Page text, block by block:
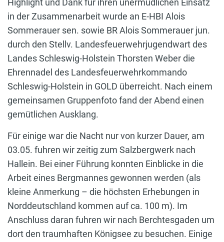
Highlight und Dank für ihren unermüdlichen Einsatz
in der Zusammenarbeit wurde an E-HBI Alois
Sommerauer sen. sowie BR Alois Sommerauer jun.
durch den Stellv. Landesfeuerwehrjugendwart des
Landes Schleswig-Holstein Thorsten Weber die
Ehrennadel des Landesfeuerwehrkommando
Schleswig-Holstein in GOLD überreicht. Nach einem
gemeinsamen Gruppenfoto fand der Abend einen
gemütlichen Ausklang.
Für einige war die Nacht nur von kurzer Dauer, am
03.05. fuhren wir zeitig zum Salzbergwerk nach
Hallein. Bei einer Führung konnten Einblicke in die
Arbeit eines Bergmannes gewonnen werden (als
kleine Anmerkung – die höchsten Erhebungen in
Norddeutschland kommen auf ca. 100 m). Im
Anschluss daran fuhren wir nach Berchtesgaden um
dort den traumhaften Königsee zu besuchen. Einige